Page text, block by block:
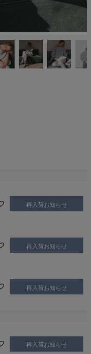
再入荷お知らせ
再入荷お知らせ
再入荷お知らせ
再入荷お知らせ